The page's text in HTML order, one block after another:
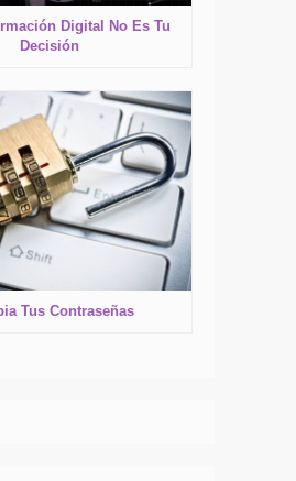
Digital No Es Tu
Decisión
Tus Contraseñas